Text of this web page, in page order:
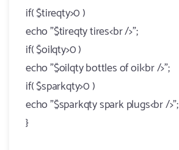
if( $tireqty>0 )
echo "$tireqty tires<br />";
if( $oilqty>0 )
echo "$oilqty bottles of oil<br />";
if( $sparkqty>0 )
echo "$sparkqty spark plugs<br />";
}